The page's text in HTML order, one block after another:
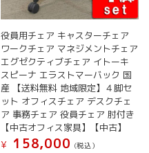
役員用チェア キャスターチェア
ワークチェア マネジメントチェア
エグゼクティブチェア イトーキ
スピーナ エラストマーバック 国
産 【送料無料 地域限定】４脚セ
ット オフィスチェア デスクチェ
ア 事務チェア 役員チェア 肘付き
【中古オフィス家具】【中古】
¥
158,000 (税込）